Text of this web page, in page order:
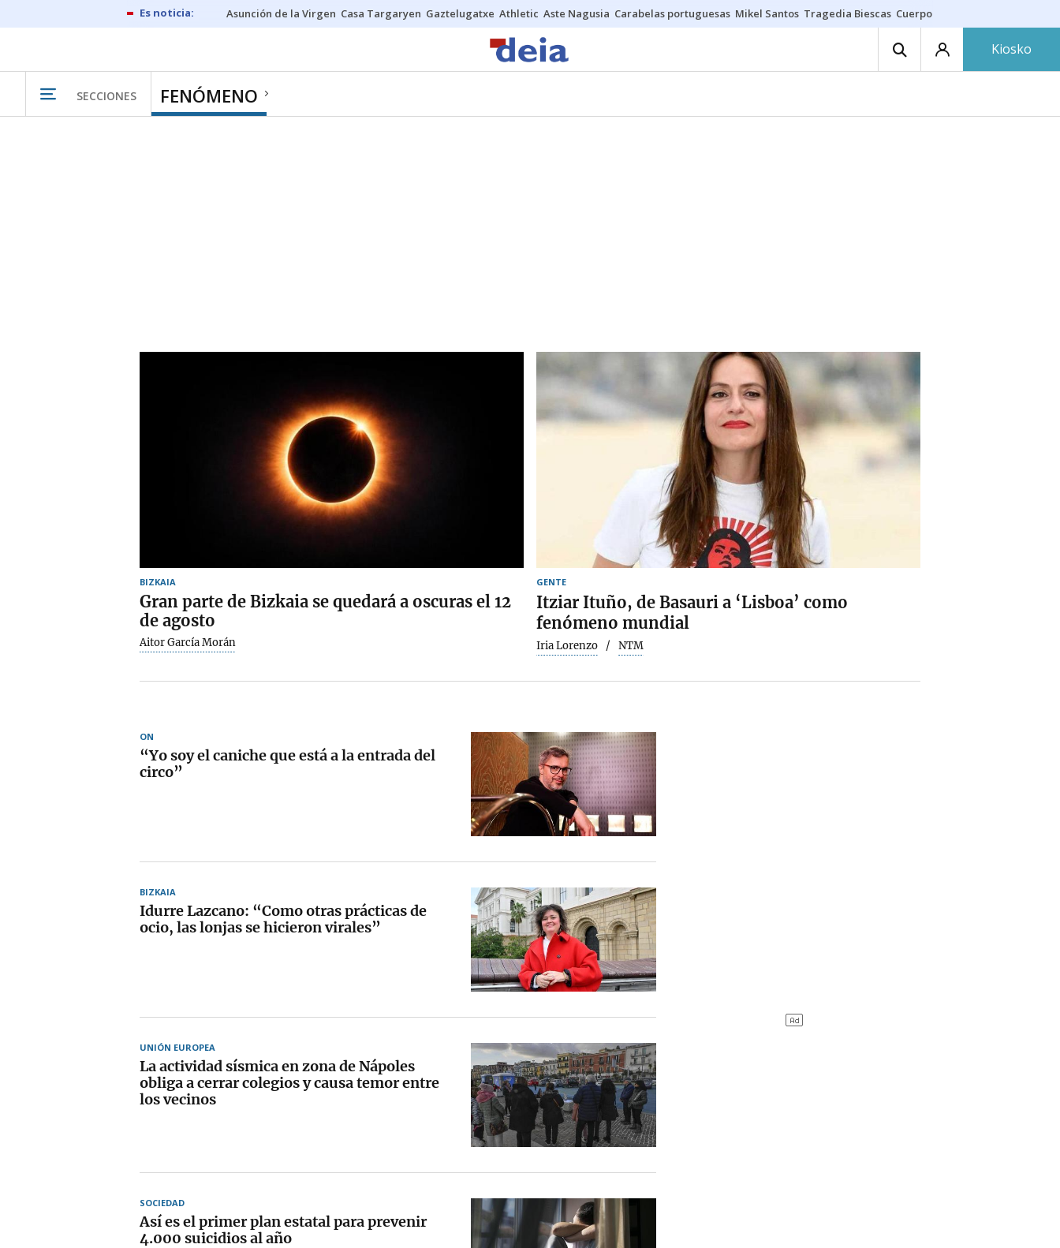
Asunción de la Virgen Casa Targaryen Gaztelugatxe Athletic Aste Nagusia Carabelas portuguesas Mikel Santos Tragedia Biescas Cuerpo ría
Kiosko
SECCIONES FENÓMENO
BIZKAIA
Gran parte de Bizkaia se quedará a oscuras el 12
de agosto
Aitor García Morán
GENTE
Itziar Ituño, de Basauri a ‘Lisboa’ como
fenómeno mundial
Iria Lorenzo NTM
ON
“Yo soy el caniche que está a la entrada del
circo”
BIZKAIA
Idurre Lazcano: “Como otras prácticas de
ocio, las lonjas se hicieron virales”
UNIÓN EUROPEA
La actividad sísmica en zona de Nápoles
obliga a cerrar colegios y causa temor entre
los vecinos
SOCIEDAD
Así es el primer plan estatal para prevenir
4.000 suicidios al año